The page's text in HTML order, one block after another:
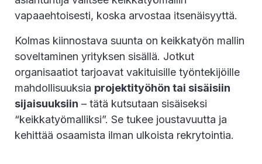
vapaaehtoisesti, koska arvostaa itsenäisyyttä.
Kolmas kiinnostava suunta on keikkatyön mallin
soveltaminen yrityksen sisällä. Jotkut
organisaatiot tarjoavat vakituisille työntekijöille
mahdollisuuksia projektityöhön tai sisäisiin
sijaisuuksiin – tätä kutsutaan sisäiseksi
“keikkatyömalliksi”. Se tukee joustavuutta ja
kehittää osaamista ilman ulkoista rekrytointia.